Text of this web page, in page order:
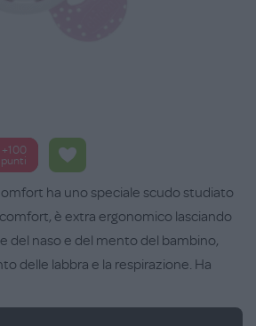
+100
punti
ha uno speciale scudo studiato
è extra ergonomico lasciando
del naso e del mento del bambino,
delle labbra e la respirazione. Ha
in silicone trasparente, igienico,
si deforma nel tempo e favorisce il